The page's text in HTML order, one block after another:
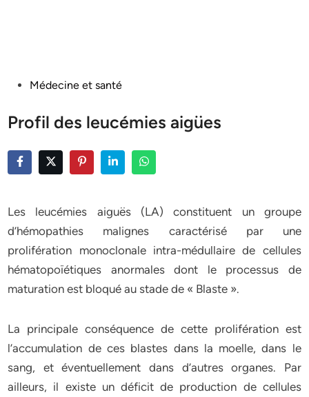
PostedMédecine et santé
Profil des leucémies aigües
Les leucémies aiguës (LA) constituent un groupe
d’hémopathies malignes caractérisé par une
prolifération monoclonale intra-médullaire de cellules
hématopoïétiques anormales dont le processus de
maturation est bloqué au stade de « Blaste ».
La principale conséquence de cette prolifération est
l’accumulation de ces blastes dans la moelle, dans le
sang, et éventuellement dans d’autres organes. Par
ailleurs, il existe un déficit de production de cellules